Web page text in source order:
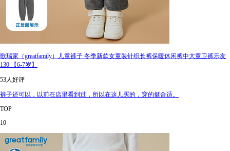
歌瑞家（greatfamily）儿童裤子 冬季新款女童装针织长裤保暖休闲裤中大童卫裤乐友
130 【6-7岁】
53人好评
裤子还可以，以前在店里看到过，所以在这儿买的，穿的挺合适。
TOP
10